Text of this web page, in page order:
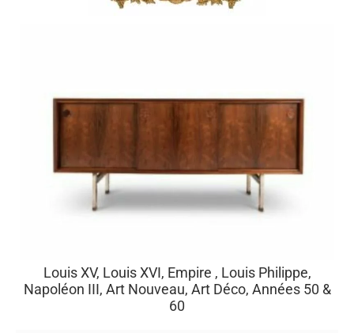
Louis XV, Louis XVI, Empire , Louis Philippe,
Napoléon III, Art Nouveau, Art Déco, Années 50 &
60